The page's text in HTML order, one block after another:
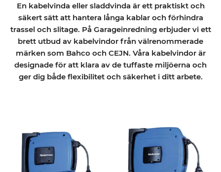
En kabelvinda eller sladdvinda är ett praktiskt och
säkert sätt att hantera långa kablar och förhindra
trassel och slitage. På Garageinredning erbjuder vi ett
brett utbud av kabelvindor från välrenommerade
märken som Bahco och CEJN. Våra kabelvindor är
designade för att klara av de tuffaste miljöerna och
ger dig både flexibilitet och säkerhet i ditt arbete.